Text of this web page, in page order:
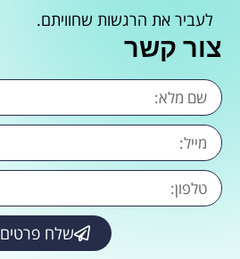
לעביר את הרגשות שחוויתם.
צור קשר
שלח פרטים